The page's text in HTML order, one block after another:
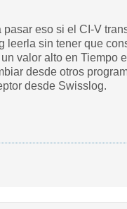
eso si el CI-V
sin tener que
valor alto en Tiempo
desde otros
desde Swisslog.